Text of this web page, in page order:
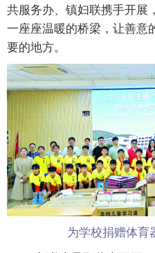
共服务办、镇妇联携手开展
一座座温暖的桥梁，让善意
要的地方。
为学校捐赠体育